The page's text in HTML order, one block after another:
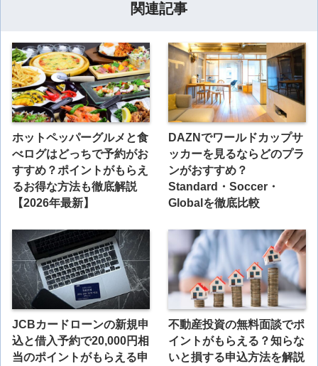
関連記事
ホットペッパーグルメと食
べログはどっちで予約がお
すすめ？ポイントがもらえ
るお得な方法も徹底解説
【2026年最新】
DAZNでワールドカップサ
ッカーを見るならどのプラ
ンがおすすめ？
Standard・Soccer・
Globalを徹底比較
JCBカードローンの新規申
込と借入予約で20,000円相
当のポイントがもらえる申
不動産投資の無料面談でポ
イントがもらえる？知らな
いと損する申込方法を解説